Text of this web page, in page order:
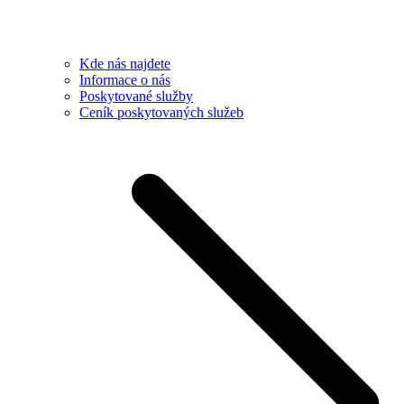
Kde nás najdete
Informace o nás
Poskytované služby
Ceník poskytovaných služeb